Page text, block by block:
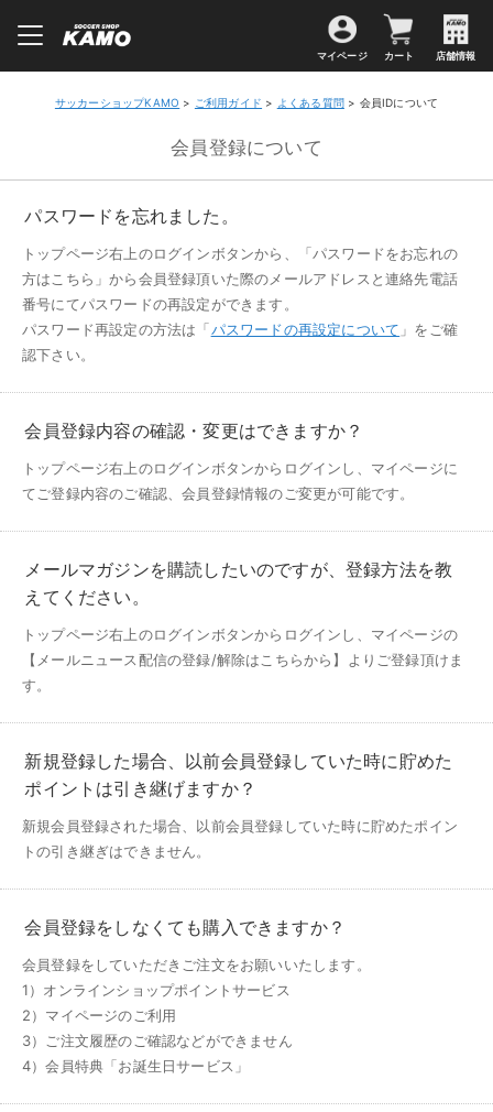
マイページ カート 店舗情報
サッカーショップKAMO > ご利用ガイド > よくある質問> 会員IDについて
会員登録について
パスワードを忘れました。
トップページ右上のログインボタンから、「パスワードをお忘れの
方はこちら」から会員登録頂いた際のメールアドレスと連絡先電話
番号にてパスワードの再設定ができます。
パスワード再設定の方法は「パスワードの再設定について 」をご確
認下さい。
会員登録内容の確認・変更はできますか？
トップページ右上のログインボタンからログインし、マイページに
てご登録内容のご確認、会員登録情報のご変更が可能です。
メールマガジンを購読したいのですが、登録方法を教
えてください。
トップページ右上のログインボタンからログインし、マイページの
【メールニュース配信の登録/解除はこちらから】よりご登録頂けま
す。
新規登録した場合、以前会員登録していた時に貯めた
ポイントは引き継げますか？
新規会員登録された場合、以前会員登録していた時に貯めたポイン
トの引き継ぎはできません。
会員登録をしなくても購入できますか？
会員登録をしていただきご注文をお願いいたします。
1）オンラインショップポイントサービス
2）マイページのご利用
3）ご注文履歴のご確認などができません
4）会員特典「お誕生日サービス」